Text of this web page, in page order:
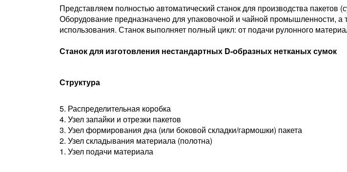
Представляем полностью автоматический станок для производства
Оборудование предназначено для упаковочной и чайной промышленности, а
использования. Станок выполняет полный цикл: от подачи рулонного
Станок для изготовления нестандартных D-образных нетканых сумок
Структура
5. Распределительная коробка
4. Узел запайки и отрезки пакетов
3. Узел формирования дна (или боковой складки/гармошки) пакета
2. Узел складывания материала (полотна)
1. Узел подачи материала